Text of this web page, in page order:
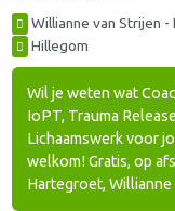
Willianne van Strijen
Hillegom
Wil je weten wat
IoPT, Trauma
Lichaamswerk voor
welkom! Gratis, op
Hartegroet, Willianne